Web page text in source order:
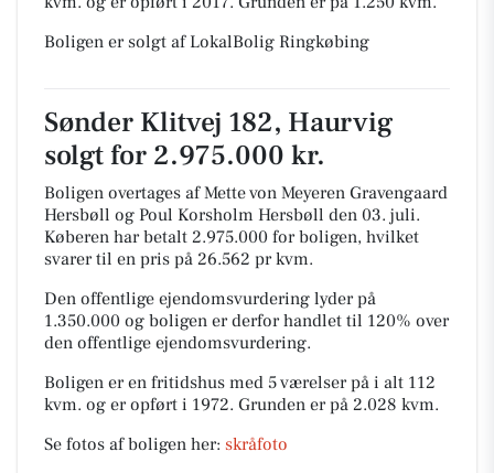
Boligen er solgt af LokalBolig Ringkøbing
Sønder Klitvej 182, Haurvig
solgt for 2.975.000 kr.
Boligen overtages af Mette von Meyeren Gravengaard
Hersbøll og Poul Korsholm Hersbøll den 03. juli.
Køberen har betalt 2.975.000 for boligen, hvilket
svarer til en pris på 26.562 pr kvm.
Den offentlige ejendomsvurdering lyder på
1.350.000 og boligen er derfor handlet til 120% over
den offentlige ejendomsvurdering.
Boligen er en fritidshus med 5 værelser på i alt 112
kvm. og er opført i 1972. Grunden er på 2.028 kvm.
Se fotos af boligen her: skråfoto